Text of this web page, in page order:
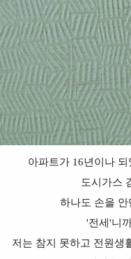
아파트가 16년이나
도시가스
하나도 손을
'전세'니
저는 참지 못하고 전원생